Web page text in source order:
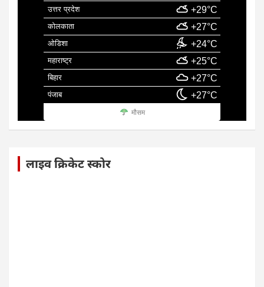
उत्तर प्रदेश +29°C
कोलकाता +27°C
ओडिशा +24°C
महाराष्ट्र +25°C
बिहार +27°C
पंजाब +27°C
मौसम
लाइव क्रिकेट स्कोर